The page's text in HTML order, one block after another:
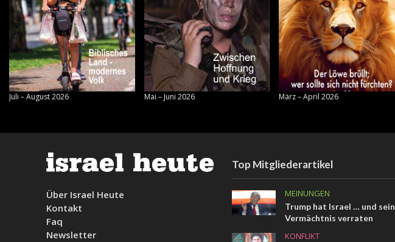
Juli – August 2026 Mai – Juni 2026 März – April 2026
Über Israel Heute
Kontakt
Faq
Newsletter
Top Mitgliederartikel
MEINUNGEN
Trump hat Israel … und sein
Vermächtnis verraten
KONFLIKT